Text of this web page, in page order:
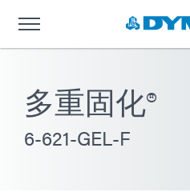
多重固化®
6-621-GEL-F